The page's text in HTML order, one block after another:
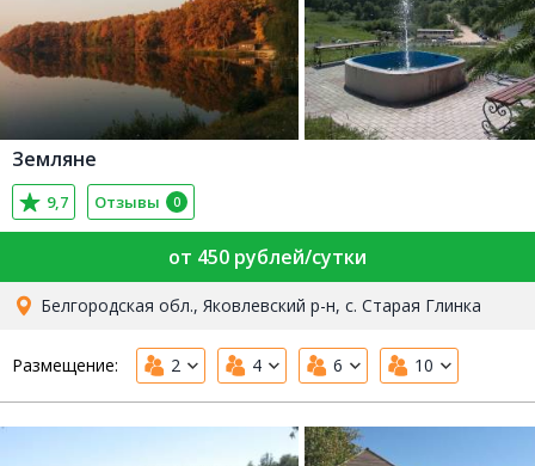
Земляне
9,7 Отзывы 0
от 450 рублей/сутки
Белгородская обл., Яковлевский р-н, с. Старая Глинка
Размещение: 2 4 6 10